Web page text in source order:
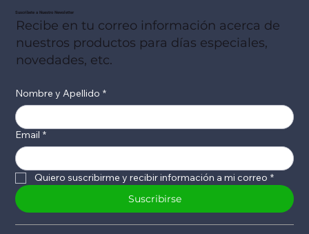
Suscribete a Nuestro Newsletter
Recibe en tu correo información acerca de
nuestros productos para días especiales,
novedades, etc.
Nombre y Apellido *
Email *
Quiero suscribirme y recibir información a mi correo *
Suscribirse